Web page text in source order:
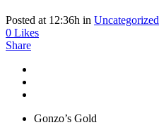
Posted at 12:36h in Uncategorized
0 Likes
Share
Gonzo’s Gold